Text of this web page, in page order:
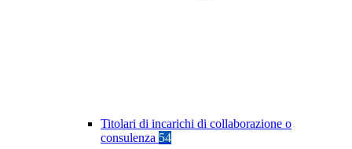
Titolari di incarichi di collaborazione o
consulenza 54